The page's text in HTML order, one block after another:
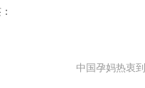
中国孕妈热衷